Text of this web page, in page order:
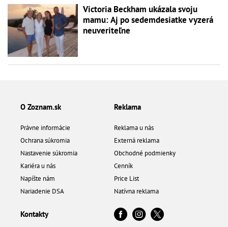
Victoria Beckham ukázala svoju
mamu: Aj po sedemdesiatke vyzerá
neuveriteľne
O Zoznam.sk
Právne informácie
Ochrana súkromia
Nastavenie súkromia
Kariéra u nás
Napíšte nám
Nariadenie DSA
Reklama
Reklama u nás
Externá reklama
Obchodné podmienky
Cenník
Price List
Natívna reklama
Kontakty